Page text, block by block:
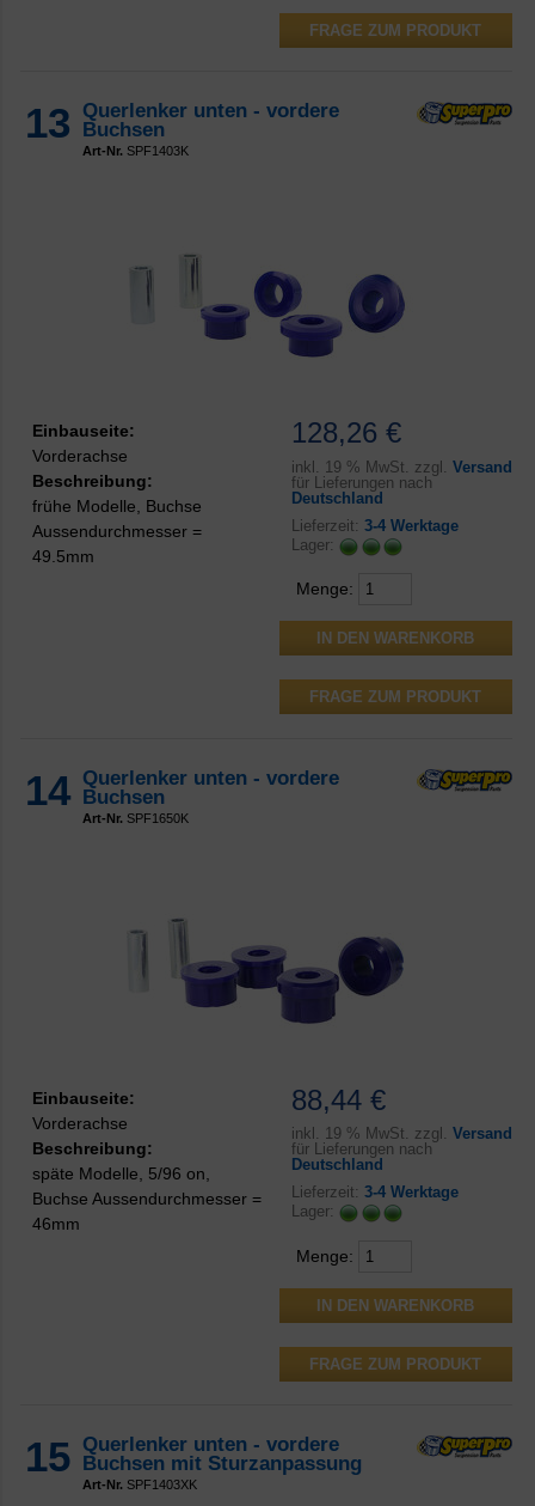
FRAGE ZUM PRODUKT
13
Querlenker unten - vordere
Buchsen
Art-Nr. SPF1403K
128,26 €
inkl. 19 % MwSt. zzgl. Versand
für Lieferungen nach
Deutschland
Lieferzeit: 3-4 Werktage
Lager:
Menge:
FRAGE ZUM PRODUKT
Einbauseite:
Vorderachse
Beschreibung:
frühe Modelle, Buchse
Aussendurchmesser =
49.5mm
14 Querlenker unten - vordere
Buchsen
Art-Nr. SPF1650K
88,44 €
inkl. 19 % MwSt. zzgl. Versand
für Lieferungen nach
Deutschland
Lieferzeit: 3-4 Werktage
Lager:
Menge:
FRAGE ZUM PRODUKT
Einbauseite:
Vorderachse
Beschreibung:
späte Modelle, 5/96 on,
Buchse Aussendurchmesser =
46mm
15 Querlenker unten - vordere
Buchsen mit Sturzanpassung
Art-Nr. SPF1403XK